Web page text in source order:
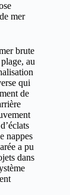
mer
brute
au
qui
de
nappes
a pu
dans